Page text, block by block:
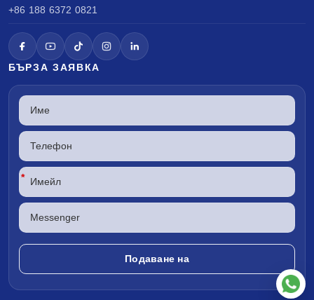
+86 188 6372 0821
БЪРЗА ЗАЯВКА
*